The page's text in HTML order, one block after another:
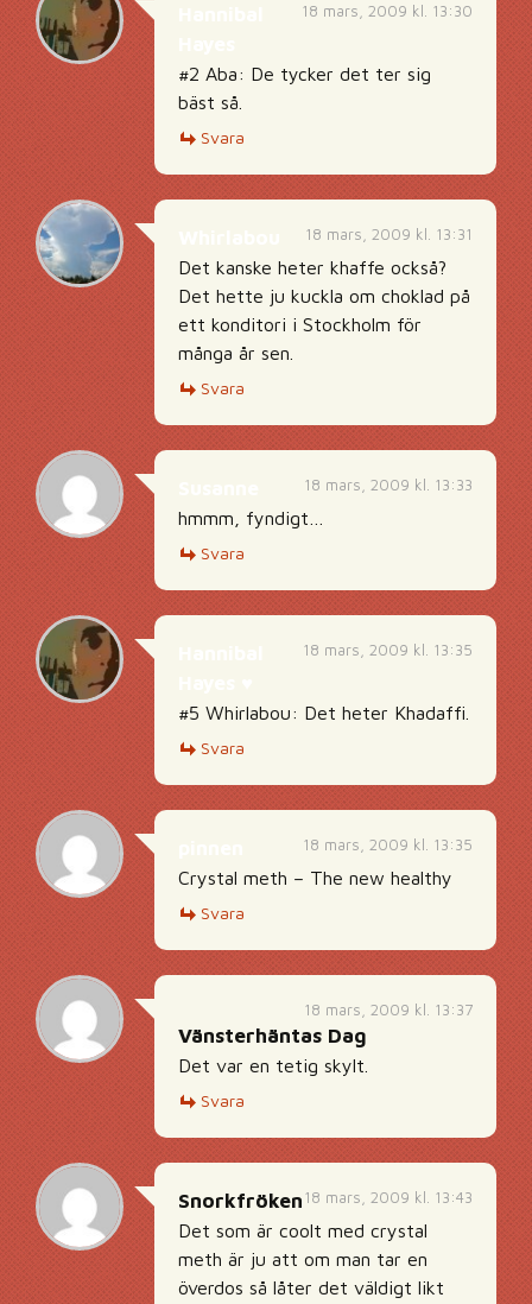
18 mars, 2009 kl. 13:30
#2 Aba: De tycker det ter sig
bäst så.
Svara
18 mars, 2009 kl. 13:31
Det kanske heter khaffe också?
Det hette ju kuckla om choklad på
ett konditori i Stockholm för
många år sen.
Svara
18 mars, 2009 kl. 13:33
hmmm, fyndigt…
Svara
18 mars, 2009 kl. 13:35
#5 Whirlabou: Det heter Khadaffi.
Svara
18 mars, 2009 kl. 13:35
Crystal meth – The new healthy
Svara
18 mars, 2009 kl. 13:37
Vänsterhäntas Dag
Det var en tetig skylt.
Svara
18 mars, 2009 kl. 13:43
Snorkfröken
Det som är coolt med crystal
meth är ju att om man tar en
överdos så låter det väldigt likt